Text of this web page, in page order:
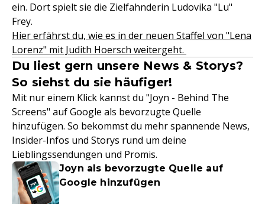
ein. Dort spielt sie die Zielfahnderin Ludovika "Lu"
Frey.
Hier erfährst du, wie es in der neuen Staffel von "Lena
Lorenz" mit Judith Hoersch weitergeht.
Du liest gern unsere News & Storys?
So siehst du sie häufiger!
Mit nur einem Klick kannst du "Joyn - Behind The
Screens" auf Google als bevorzugte Quelle
hinzufügen. So bekommst du mehr spannende News,
Insider-Infos und Storys rund um deine
Lieblingssendungen und Promis.
Joyn als bevorzugte Quelle auf
Google hinzufügen